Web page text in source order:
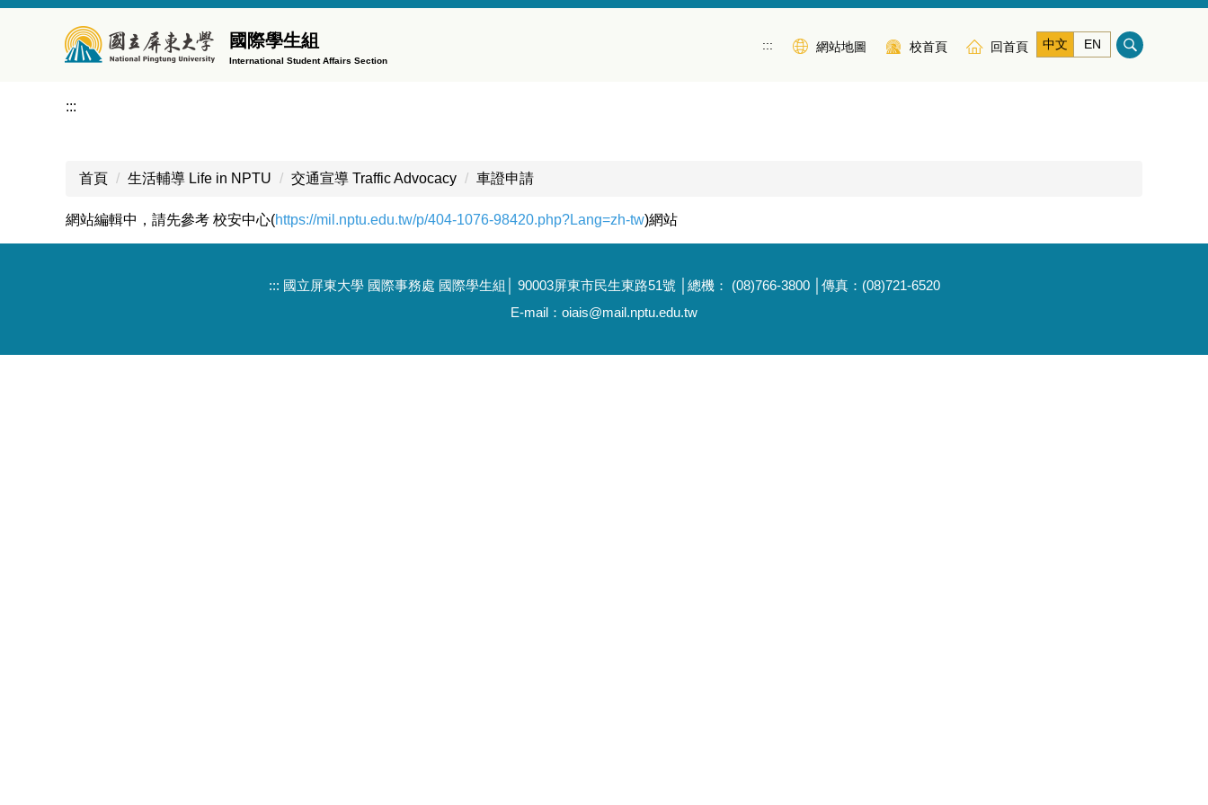
國際學生組
International Student Affairs Section
::: 網站地圖 校首頁 回首頁 中文 EN
:::
首頁 生活輔導 Life in NPTU 交通宣導 Traffic Advocacy 車證申請
網站編輯中，請先參考 校安中心(https://mil.nptu.edu.tw/p/404-1076-98420.php?Lang=zh-tw)網站
::: 國立屏東大學 國際事務處 國際學生組│ 90003屏東市民生東路51號 │總機： (08)766-3800 │傳真：(08)721-6520
E-mail：oiais@mail.nptu.edu.tw